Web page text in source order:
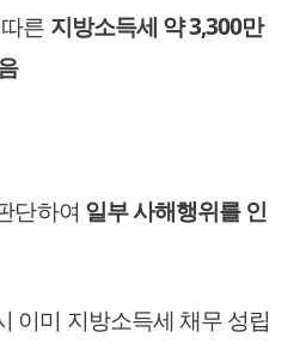
른 지방소득세 약 3,300만
단하여 일부 사해행위를 인
이미 지방소득세 채무 성립